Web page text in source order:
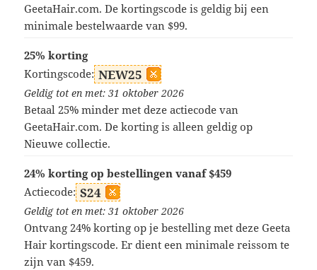
GeetaHair.com. De kortingscode is geldig bij een
minimale bestelwaarde van $99.
25% korting
Kortingscode: NEW25
Geldig tot en met: 31 oktober 2026
Betaal 25% minder met deze actiecode van
GeetaHair.com. De korting is alleen geldig op
Nieuwe collectie.
24% korting op bestellingen vanaf $459
Actiecode: S24
Geldig tot en met: 31 oktober 2026
Ontvang 24% korting op je bestelling met deze Geeta
Hair kortingscode. Er dient een minimale reissom te
zijn van $459.